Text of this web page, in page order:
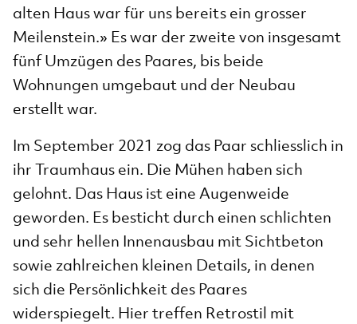
alten Haus war für uns bereits ein grosser
Meilenstein.» Es war der zweite von insgesamt
fünf Umzügen des Paares, bis beide
Wohnungen umgebaut und der Neubau
erstellt war.
Im September 2021 zog das Paar schliesslich in
ihr Traumhaus ein. Die Mühen haben sich
gelohnt. Das Haus ist eine Augenweide
geworden. Es besticht durch einen schlichten
und sehr hellen Innenausbau mit Sichtbeton
sowie zahlreichen kleinen Details, in denen
sich die Persönlichkeit des Paares
widerspiegelt. Hier treffen Retrostil mit